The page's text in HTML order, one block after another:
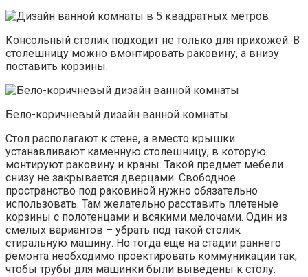
Консольный столик подходит не только для прихожей. В
столешницу можно вмонтировать раковину, а внизу
поставить корзины.
Бело-коричневый дизайн ванной комнаты
Стол располагают к стене, а вместо крышки
устанавливают каменную столешницу, в которую
монтируют раковину и краны. Такой предмет мебели
снизу не закрывается дверцами. Свободное
пространство под раковиной нужно обязательно
использовать. Там желательно расставить плетеные
корзины с полотенцами и всякими мелочами. Один из
смелых вариантов – убрать под такой столик
стиральную машину. Но тогда еще на стадии раннего
ремонта необходимо проектировать коммуникации так,
чтобы трубы для машинки были выведены к столу.